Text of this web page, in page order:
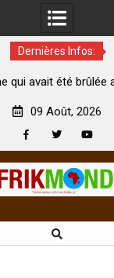
Dernières Infos:
avec son bébé par
09 Août, 2026